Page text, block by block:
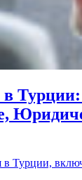
в
в Турции,